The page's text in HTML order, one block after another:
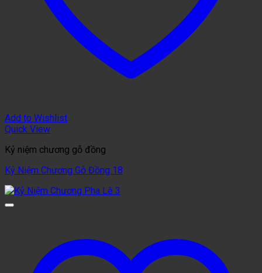
Add to Wishlist
Quick View
Kỷ niệm chương gỗ đồng
Kỷ Niệm Chương Gỗ Đồng 18